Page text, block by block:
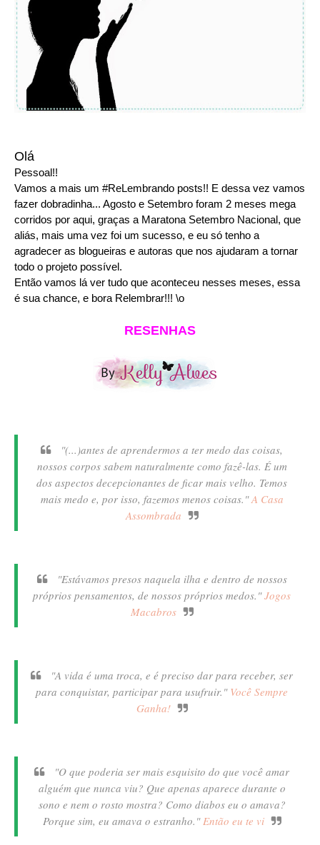
Olá
Pessoal!!
Vamos a mais um #ReLembrando posts!! E dessa vez vamos
fazer dobradinha... Agosto e Setembro foram 2 meses mega
corridos por aqui, graças a Maratona Setembro Nacional, que
aliás, mais uma vez foi um sucesso, e eu só tenho a
agradecer as blogueiras e autoras que nos ajudaram a tornar
todo o projeto possível.
Então vamos lá ver tudo que aconteceu nesses meses, essa
é sua chance, e bora Relembrar!!! \o
RESENHAS
"(...)antes de aprendermos a ter medo das coisas,
nossos corpos sabem naturalmente como fazê-las. É um
dos aspectos decepcionantes de ficar mais velho. Temos
mais medo e, por isso, fazemos menos coisas." A Casa
Assombrada
"Estávamos presos naquela ilha e dentro de nossos
próprios pensamentos, de nossos próprios medos."Jogos
Macabros
"A vida é uma troca, e é preciso dar para receber, ser
para conquistar, participar para usufruir." Você Sempre
Ganha!
"O que poderia ser mais esquisito do que você amar
alguém que nunca viu? Que apenas aparece durante o
sono e nem o rosto mostra? Como diabos eu o amava?
Porque sim, eu amava o estranho." Então eu te vi